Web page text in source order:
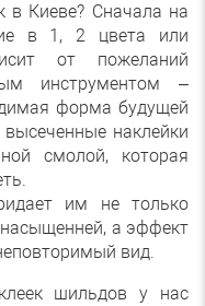
в Киеве? Сначала на
в 1, 2 цвета или
от пожеланий
инструментом –
форма будущей
наклейки
смолой, которая
им не только
а эффект
вид.
шильдов у нас